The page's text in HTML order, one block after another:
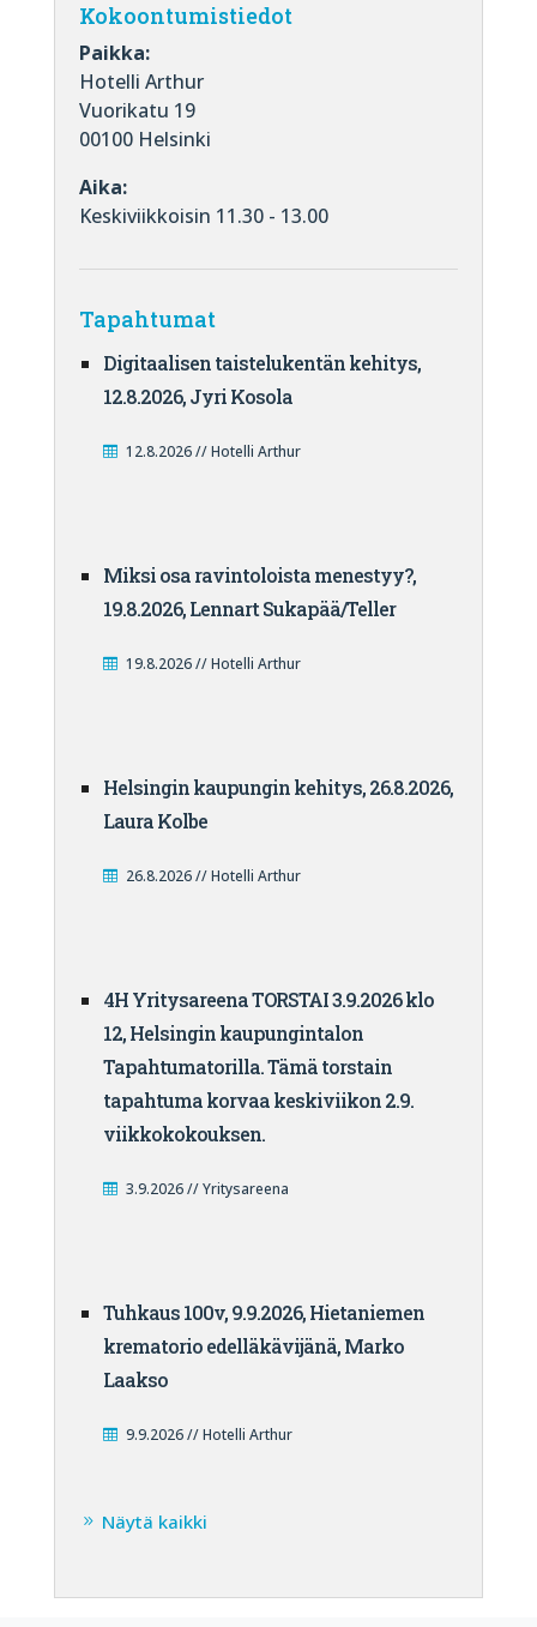
Kokoontumistiedot
Paikka:
Hotelli Arthur
Vuorikatu 19
00100 Helsinki
Aika:
Keskiviikkoisin 11.30 - 13.00
Tapahtumat
Digitaalisen taistelukentän kehitys,
12.8.2026, Jyri Kosola
12.8.2026 // Hotelli Arthur
Miksi osa ravintoloista menestyy?,
19.8.2026, Lennart Sukapää/Teller
19.8.2026 // Hotelli Arthur
Helsingin kaupungin kehitys, 26.8.2026,
Laura Kolbe
26.8.2026 // Hotelli Arthur
4H Yritysareena TORSTAI 3.9.2026 klo
12, Helsingin kaupungintalon
Tapahtumatorilla. Tämä torstain
tapahtuma korvaa keskiviikon 2.9.
viikkokokouksen.
3.9.2026 // Yritysareena
Tuhkaus 100v, 9.9.2026, Hietaniemen
krematorio edelläkävijänä, Marko
Laakso
9.9.2026 // Hotelli Arthur
Näytä kaikki